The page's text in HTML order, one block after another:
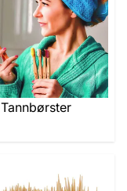
Tannbørster